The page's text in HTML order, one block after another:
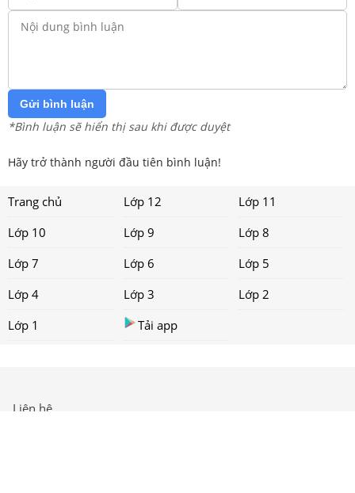
Gửi bình luận
*Bình luận sẽ hiển thị sau khi được duyệt
Hãy trở thành người đầu tiên bình luận!
Trang chủ Lớp 12
Lớp 11
Lớp 10
Lớp 9
Lớp 8
Lớp 7
Lớp 6
Lớp 5
Lớp 4
Lớp 3
Lớp 2
Lớp 1
Tải app
Liên hệ